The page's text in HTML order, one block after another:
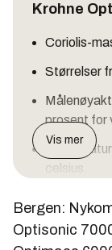
Krohne
Coriolis-
Størrelser
prosent for
celsius.
Godkjent
Vis mer
Bergen:
Optisonic